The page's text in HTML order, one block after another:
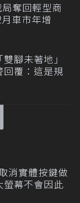
奪回輕型商
車市年增
腳未著地」
回覆：這是規
消實體按鍵做
幕不會因此